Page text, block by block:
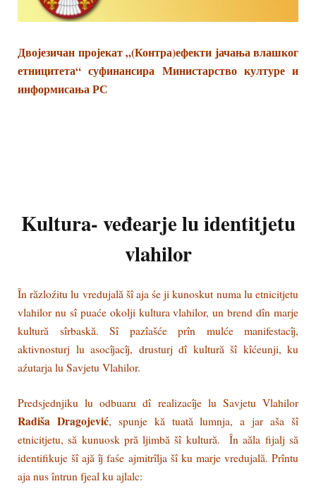
Двојезичан пројекат „(Контра)ефекти јачања влашког
етницитета“ суфинансира Министарство културе и
информисања РС
Kultura- veđearje lu identitjetu
vlahilor
În răzloźitu lu vredujală šî aja śe ji kunoskut numa lu etnicitjetu
vlahilor nu sî puaće okolji kultura vlahilor, un brend dîn marje
kultură sîrbaskă. Sî pazîašće prîn mulće manifestacîj,
aktivnosturj lu asocîjacîj, drusturj dî kultură šî kîćeunji, ku
aźutarja lu Savjetu Vlahilor.
Predsjednjiku lu odbuaru dî realizacîje lu Savjetu Vlahilor
Radiša Dragojević, spunje kă tuată lumnja, a jar aša šî
etnicitjetu, să kunuosk pră ljimbă šî kultură. În aăla fijalj să
identifikuje šî ajă îj faśe ajmitrîlja šî ku marje vredujală. Prîntu
aja nus întrun fjeal ku ajlalc: